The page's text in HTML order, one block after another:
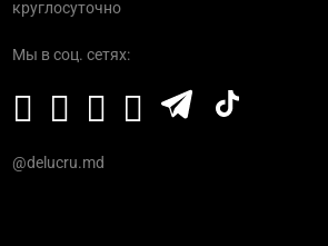
круглосуточно
Мы в соц. сетях:
@delucru.md